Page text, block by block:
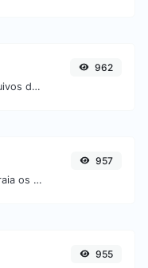
Converta facilmente arquivos de imagem PNG para GIF.
962
Envie uma imagem e extraia os dados.
957
955